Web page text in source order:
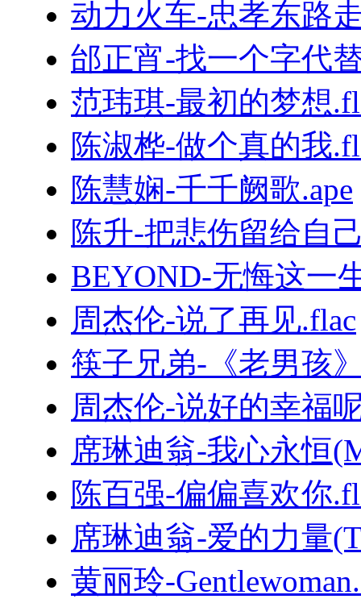
动力火车-忠孝东路
邰正宵-找一个字代
范玮琪-最初的梦想
陈淑桦-做个真的我
陈慧娴-千千阙歌.ape
陈升-把悲伤留给自
BEYOND-无悔这一
周杰伦-说了再见.flac
筷子兄弟-《老男孩
周杰伦-说好的幸福
席琳迪翁-我心永恒
陈百强-偏偏喜欢你
席琳迪翁-爱的力量
黄丽玲-